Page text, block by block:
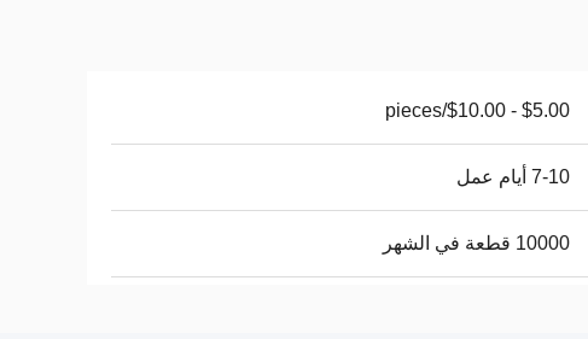
$5.00 - $10.00/pieces
7-10 أيام عمل
10000 قطعة في الشهر